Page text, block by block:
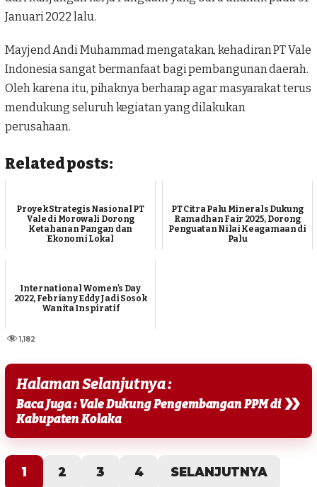
Januari 2022 lalu.
Mayjend Andi Muhammad mengatakan, kehadiran PT Vale
Indonesia sangat bermanfaat bagi pembangunan daerah.
Oleh karena itu, pihaknya berharap agar masyarakat terus
mendukung seluruh kegiatan yang dilakukan
perusahaan.
Related posts:
Proyek Strategis Nasional PT
Vale di Morowali Dorong
Ketahanan Pangan dan
Ekonomi Lokal
PT Citra Palu Minerals Dukung
Ramadhan Fair 2025, Dorong
Penguatan Nilai Keagamaan di
Palu
International Women's Day
2022, Febriany Eddy Jadi Sosok
Wanita Inspiratif
1,182
Halaman Selanjutnya :
Baca Juga : Vale Dukung Pengembangan PPM di
Kabupaten Kolaka
»
1 2 3 4 SELANJUTNYA